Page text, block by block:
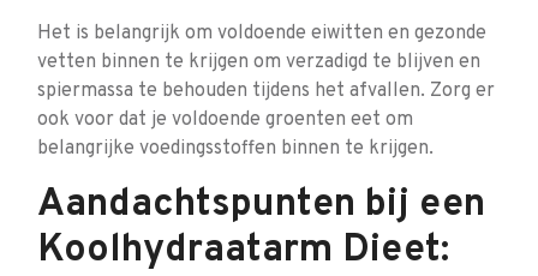
Het is belangrijk om voldoende eiwitten en gezonde
vetten binnen te krijgen om verzadigd te blijven en
spiermassa te behouden tijdens het afvallen. Zorg er
ook voor dat je voldoende groenten eet om
belangrijke voedingsstoffen binnen te krijgen.
Aandachtspunten bij een
Koolhydraatarm Dieet: